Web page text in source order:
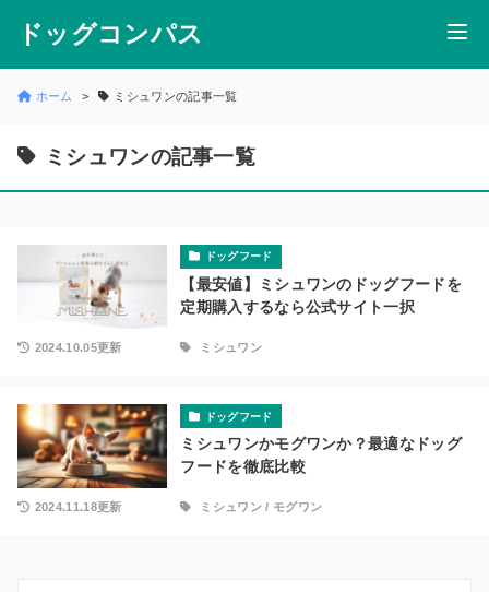
ドッグコンパス
ホーム ミシュワンの記事一覧
ミシュワンの記事一覧
ドッグフード
【最安値】ミシュワンのドッグフードを
定期購入するなら公式サイト一択
2024.10.05更新 ミシュワン
ドッグフード
ミシュワンかモグワンか？最適なドッグ
フードを徹底比較
2024.11.18更新 ミシュワン/ モグワン